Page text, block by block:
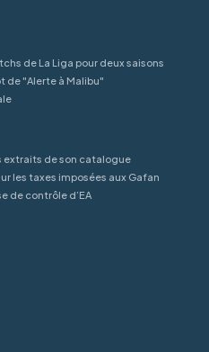
de La Liga pour deux saisons
de "Alerte à Malibu"
extraits de son catalogue
les taxes imposées aux Gafan
de contrôle d’EA